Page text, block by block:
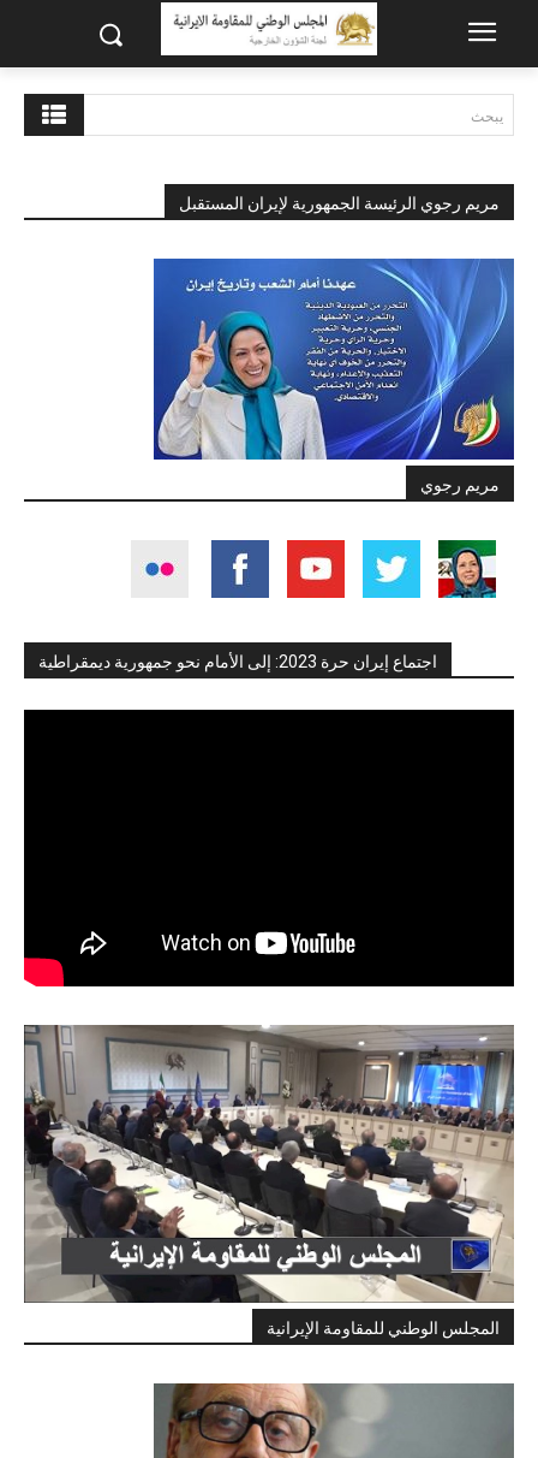
يبحث
مريم رجوي الرئيسة الجمهورية لإيران المستقبل
مريم رجوي
اجتماع إيران حرة 2023: إلى الأمام نحو جمهورية ديمقراطية
المجلس الوطني للمقاومة الإيرانية